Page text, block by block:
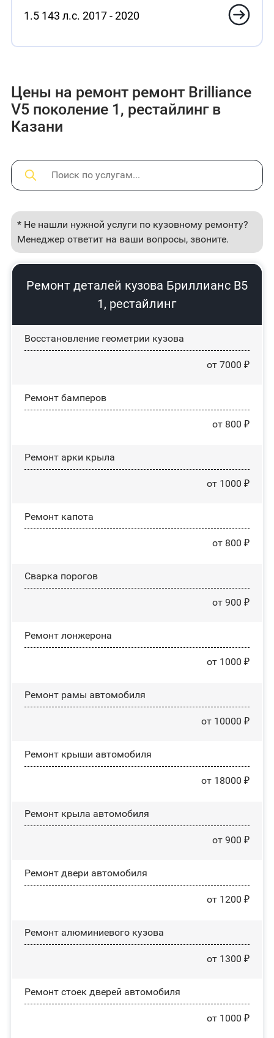
1.5 143 л.с. 2017 - 2020
Цены на ремонт ремонт Brilliance
V5 поколение 1, рестайлинг в
Казани
* Не нашли нужной услуги по кузовному ремонту?
Менеджер ответит на ваши вопросы, звоните.
Ремонт деталей кузова Бриллианс В5
1, рестайлинг
Восстановление геометрии кузова
от 7000 ₽
Ремонт бамперов
от 800 ₽
Ремонт арки крыла
от 1000 ₽
Ремонт капота
от 800 ₽
Сварка порогов
от 900 ₽
Ремонт лонжерона
от 1000 ₽
Ремонт рамы автомобиля
от 10000 ₽
Ремонт крыши автомобиля
от 18000 ₽
Ремонт крыла автомобиля
от 900 ₽
Ремонт двери автомобиля
от 1200 ₽
Ремонт алюминиевого кузова
от 1300 ₽
Ремонт стоек дверей автомобиля
от 1000 ₽